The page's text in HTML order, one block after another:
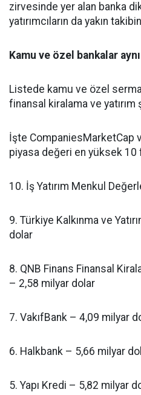
zirvesinde yer alan banka
yatırımcıların da yakın
Kamu ve özel bankalar
Listede kamu ve özel
finansal kiralama ve yatırım
İşte CompaniesMarketCap
piyasa değeri en yüksek 10
10. İş Yatırım Menkul
9. Türkiye Kalkınma ve
dolar
8. QNB Finans Finansal
– 2,58 milyar dolar
7. VakıfBank – 4,09 milyar
6. Halkbank – 5,66 milyar
5. Yapı Kredi – 5,82 milyar